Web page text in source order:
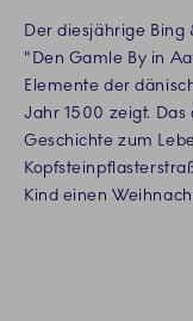
Der diesjährige
"Den Gamle By in
Elemente der
Jahr 1500 zeigt.
Geschichte zum
Kind einen